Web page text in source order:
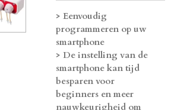
> Eenvoudig
programmeren op uw
smartphone
> De instelling van de
smartphone kan tijd
besparen voor
beginners en meer
nauwkeurigheid om